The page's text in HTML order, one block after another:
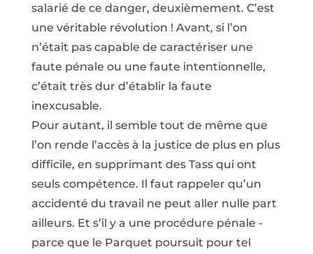
salarié de ce danger, deuxièmement. C’est
une véritable révolution ! Avant, si l’on
n’était pas capable de caractériser une
faute pénale ou une faute intentionnelle,
c’était très dur d’établir la faute
inexcusable.
Pour autant, il semble tout de même que
l’on rende l’accès à la justice de plus en plus
difficile, en supprimant des Tass qui ont
seuls compétence. Il faut rappeler qu’un
accidenté du travail ne peut aller nulle part
ailleurs. Et s’il y a une procédure pénale -
parce que le Parquet poursuit pour tel